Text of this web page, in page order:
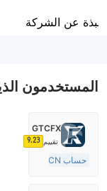
اسم الشركة
نبذة عن الشركة
المستخدمون
GTCFX
تقييم 9.23
حساب ECN